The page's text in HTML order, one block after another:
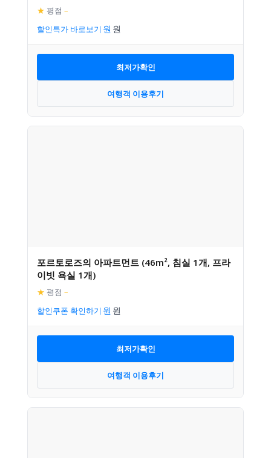
★ 평점 –
할인특가 바로보기
최저가확인
여행객 이용후기
포르토로즈의 아파트먼트 (46m², 침실 1개, 프라
이빗 욕실 1개)
★ 평점 –
할인쿠폰 확인하기
최저가확인
여행객 이용후기